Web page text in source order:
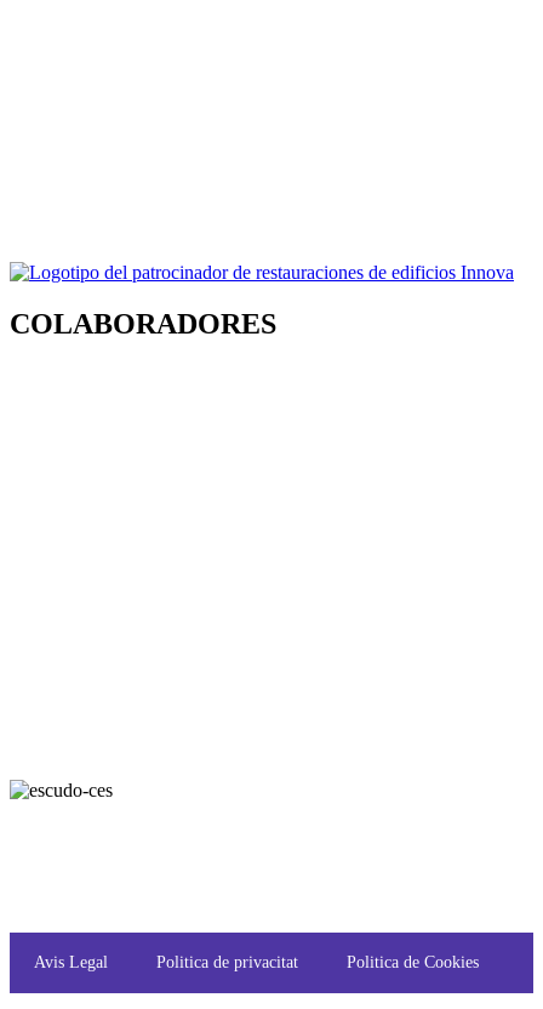
COLABORADORES
Avis Legal Politica de privacitat Politica de Cookies